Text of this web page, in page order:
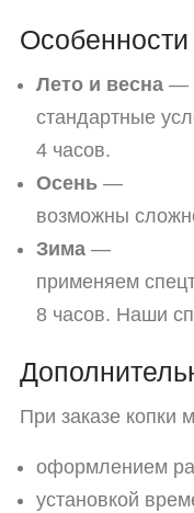
Особенности
Лето и весна —
стандартные
4 часов.
Осень —
возможны
Зима —
применяем
8 часов. Наши
При заказе копки
оформлением
установкой